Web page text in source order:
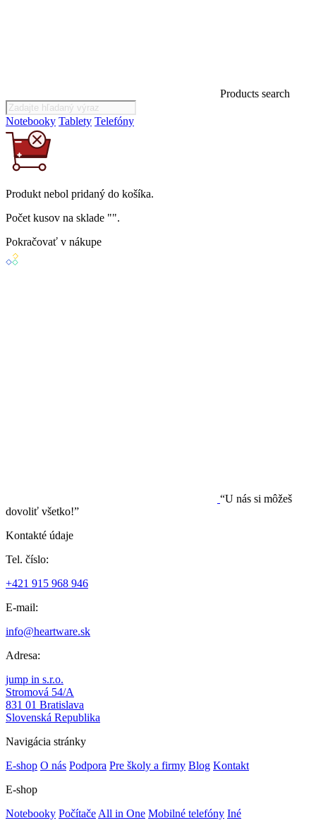
Products search
Notebooky Tablety Telefóny
Produkt nebol pridaný do košíka.
Počet kusov na sklade "".
Pokračovať v nákupe
“U nás si môžeš
dovoliť všetko!”
Kontakté údaje
Tel. číslo:
+421 915 968 946
E-mail:
info@heartware.sk
Adresa:
jump in s.r.o.
Stromová 54/A
831 01 Bratislava
Slovenská Republika
Navigácia stránky
E-shop O nás Podpora Pre školy a firmy Blog Kontakt
E-shop
Notebooky Počítače All in One Mobilné telefóny Iné